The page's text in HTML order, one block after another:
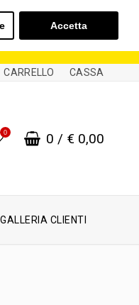
Accetta
PARTIRE DAL 24
CARRELLO CASSA
0 0 / € 0,00
GALLERIA CLIENTI